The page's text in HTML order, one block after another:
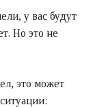
у вас будут
Но это не
это может